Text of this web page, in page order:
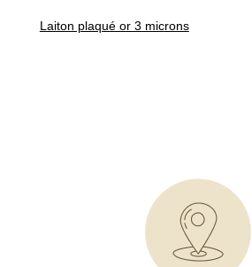
Laiton plaqué or 3 microns